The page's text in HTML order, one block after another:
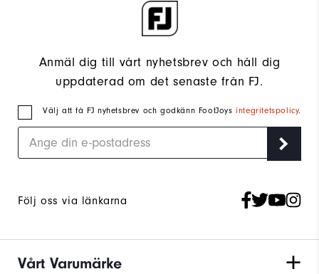
Anmäl dig till vårt nyhetsbrev och håll dig
uppdaterad om det senaste från FJ.
Välj att få FJ nyhetsbrev och godkänn FootJoysintegritetspolicy.
Följ oss via länkarna
Vårt Varumärke